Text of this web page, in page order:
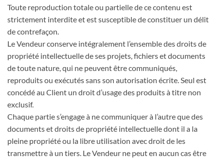
Toute reproduction totale ou partielle de ce contenu est
strictement interdite et est susceptible de constituer un délit
de contrefaçon.
Le Vendeur conserve intégralement l’ensemble des droits de
propriété intellectuelle de ses projets, fichiers et documents
de toute nature, qui ne peuvent être communiqués,
reproduits ou exécutés sans son autorisation écrite. Seul est
concédé au Client un droit d’usage des produits à titre non
exclusif.
Chaque partie s’engage à ne communiquer à l’autre que des
documents et droits de propriété intellectuelle dont il a la
pleine propriété ou la libre utilisation avec droit de les
transmettre à un tiers. Le Vendeur ne peut en aucun cas être